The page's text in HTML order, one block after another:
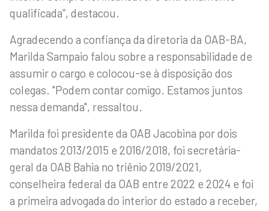
qualificada”, destacou.
Agradecendo a confiança da diretoria da OAB-BA,
Marilda Sampaio falou sobre a responsabilidade de
assumir o cargo e colocou-se à disposição dos
colegas. "Podem contar comigo. Estamos juntos
nessa demanda", ressaltou.
Marilda foi presidente da OAB Jacobina por dois
mandatos 2013/2015 e 2016/2018, foi secretária-
geral da OAB Bahia no triênio 2019/2021,
conselheira federal da OAB entre 2022 e 2024 e foi
a primeira advogada do interior do estado a receber,